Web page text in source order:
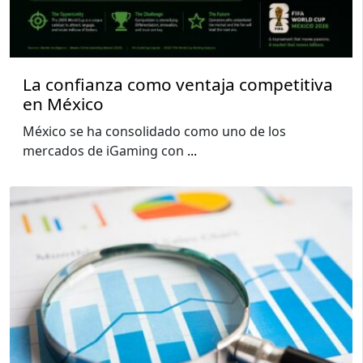
La confianza como ventaja competitiva
en México
México se ha consolidado como uno de los
mercados de iGaming con ...